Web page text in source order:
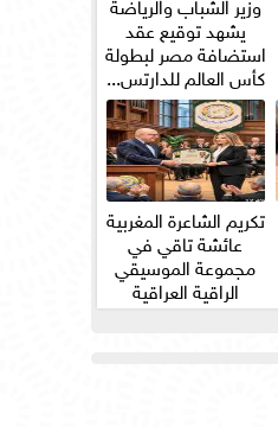
يشهد توقيع عقد
استضافة مصر لبطولة
كأس العالم للدارتس...
تكريم الشاعرة المغربية
عائشة تاقي في
مجموعة الموسيقي
الراقية العراقية